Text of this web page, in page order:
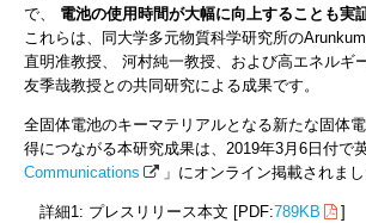
で、 電池の使用時間が大幅に向上することも実
これらは、同大学多元物質科学研究所の
直明准教授、 河村純一教授、および高エネルギ
友季哉教授との共同研究による成果です。
全固体電池のキーマテリアルとなる新たな固体
得につながる本研究成果は、2019年3月6日付で
Communications
」にオンライン掲載されまし
詳細1: プレスリリース本文 [PDF:789KB ]